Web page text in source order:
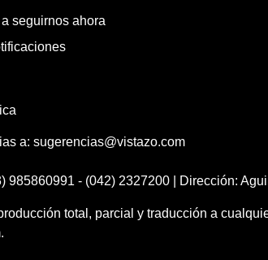
seguirnos ahora
a: sugerencias@vistazo.com
985860991 - (042) 2327200 | Dirección:
total, parcial y traducción a